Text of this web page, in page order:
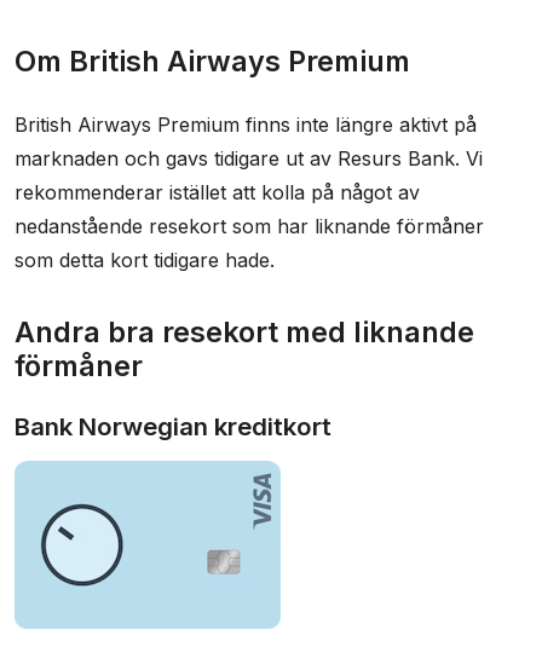
Google Pay
Information
Betalnätverk mastercard
Valutapåslag
Reseförsäkring
Om British Airways Premium
British Airways Premium finns inte längre aktivt på
marknaden och gavs tidigare ut av Resurs Bank. Vi
rekommenderar istället att kolla på något av
nedanstående resekort som har liknande förmåner
som detta kort tidigare hade.
Andra bra resekort med liknande
förmåner
Bank Norwegian kreditkort